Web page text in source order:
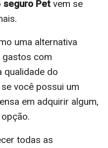
seguro Pet vem se
uma alternativa
com
qualidade do
você possui um
em adquirir algum,
todas as